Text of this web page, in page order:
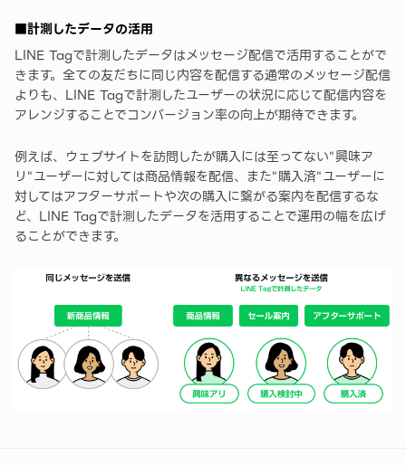
■計測したデータの活用
LINE Tagで計測したデータはメッセージ配信で活用することがで
きます。全ての友だちに同じ内容を配信する通常のメッセージ配信
よりも、LINE Tagで計測したユーザーの状況に応じて配信内容を
アレンジすることでコンバージョン率の向上が期待できます。
例えば、ウェブサイトを訪問したが購入には至ってない"興味ア
リ"ユーザーに対しては商品情報を配信、また"購入済"ユーザーに
対してはアフターサポートや次の購入に繋がる案内を配信するな
ど、LINE Tagで計測したデータを活用することで運用の幅を広げ
ることができます。